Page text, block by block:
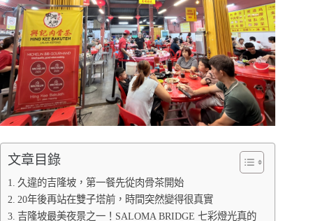
文章目錄
久違的吉隆坡，第一餐先從肉骨茶開始
20年後再站在雙子塔前，時間突然變得很真實
吉隆坡最美夜景之一！SALOMA BRIDGE 七彩燈光真的